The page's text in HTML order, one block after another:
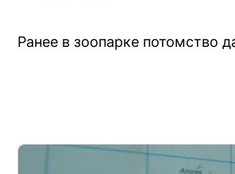
Ранее в зоопарке потомство